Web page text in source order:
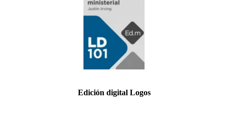
Edición digital Logos